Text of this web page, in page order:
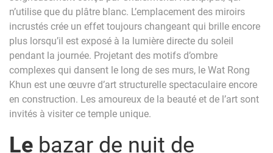
n’utilise que du plâtre blanc. L’emplacement des miroirs
incrustés crée un effet toujours changeant qui brille encore
plus lorsqu’il est exposé à la lumière directe du soleil
pendant la journée. Projetant des motifs d’ombre
complexes qui dansent le long de ses murs, le Wat Rong
Khun est une œuvre d’art structurelle spectaculaire encore
en construction. Les amoureux de la beauté et de l’art sont
invités à visiter ce temple unique.
Le bazar de nuit de